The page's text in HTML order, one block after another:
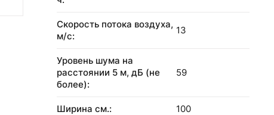
Скорость потока воздуха,
м/с:
13
Уровень шума на
расстоянии 5 м, дБ (не
более):
59
Ширина см.: 100